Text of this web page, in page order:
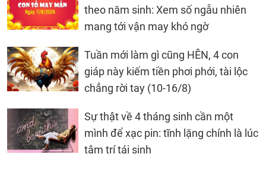
theo năm sinh: Xem số ngẫu nhiên
mang tới vận may khó ngờ
Tuần mới làm gì cũng HÊN, 4 con
giáp này kiếm tiền phơi phới, tài lộc
chẳng rời tay (10-16/8)
Sự thật về 4 tháng sinh cần một
mình để xạc pin: tĩnh lặng chính là lúc
tâm trí tái sinh